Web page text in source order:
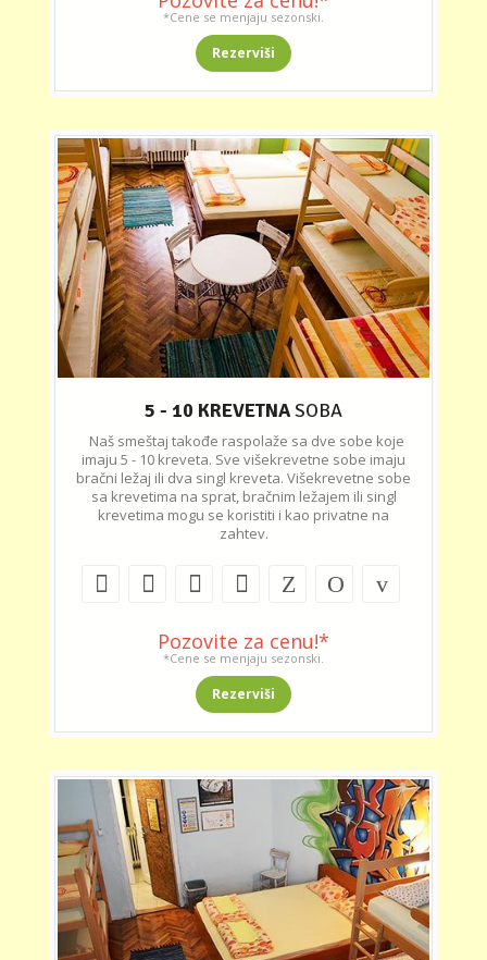
*Cene se menjaju sezonski.
Rezerviši
5 - 10 KREVETNASOBA
Naš smeštaj takođe raspolaže sa dve sobe koje
imaju 5 - 10 kreveta. Sve višekrevetne sobe imaju
bračni ležaj ili dva singl kreveta. Višekrevetne sobe
sa krevetima na sprat, bračnim ležajem ili singl
krevetima mogu se koristiti i kao privatne na
zahtev.
Pozovite za cenu!*
*Cene se menjaju sezonski.
Rezerviši